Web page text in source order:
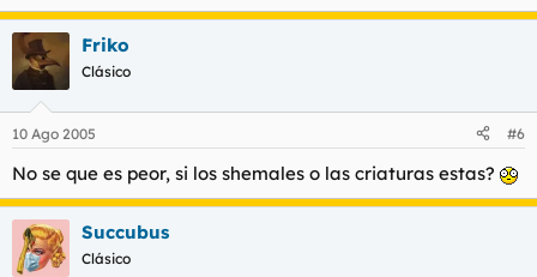
Friko
Clásico
10 Ago 2005 #6
No se que es peor, si los shemales o las criaturas estas?
Succubus
Clásico